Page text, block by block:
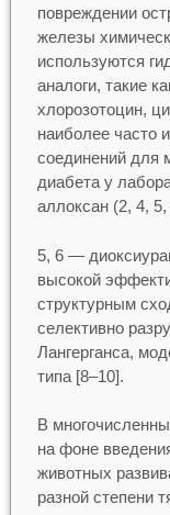
повреждении
железы
используются
аналоги, такие
хлорозотоцин,
наиболее часто
соединений для
диабета у
аллоксан (2, 4,
5, 6 —
высокой
структурным
селективно
Лангерганса,
типа [8–10].
В
на фоне
животных
разной степени